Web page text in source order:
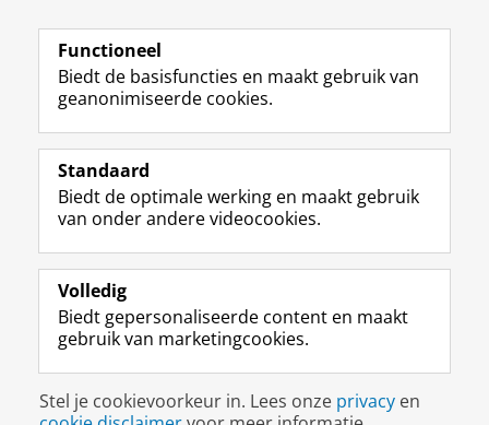
Brigit Toebes
Cor Wagenaar
Luc van der Woude
Laatst gewijzigd:
View this page in:English
n
s
g
i
d
o
b
Disclaimer & Copyright
Inloggen
Functioneel
Biedt de basisfuncties en maakt gebruik van
geanonimiseerde cookies.
Standaard
Biedt de optimale werking en maakt gebruik
van onder andere videocookies.
Volledig
Biedt gepersonaliseerde content en maakt
gebruik van marketingcookies.
Stel je cookievoorkeur in. Lees onze privacy en